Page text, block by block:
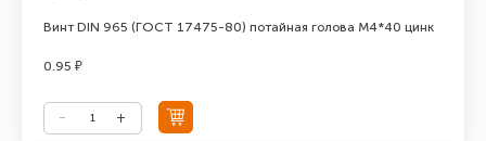
Винт DIN 965 (ГОСТ 17475-80) потайная голова М4*40 цинк
0.95 ₽